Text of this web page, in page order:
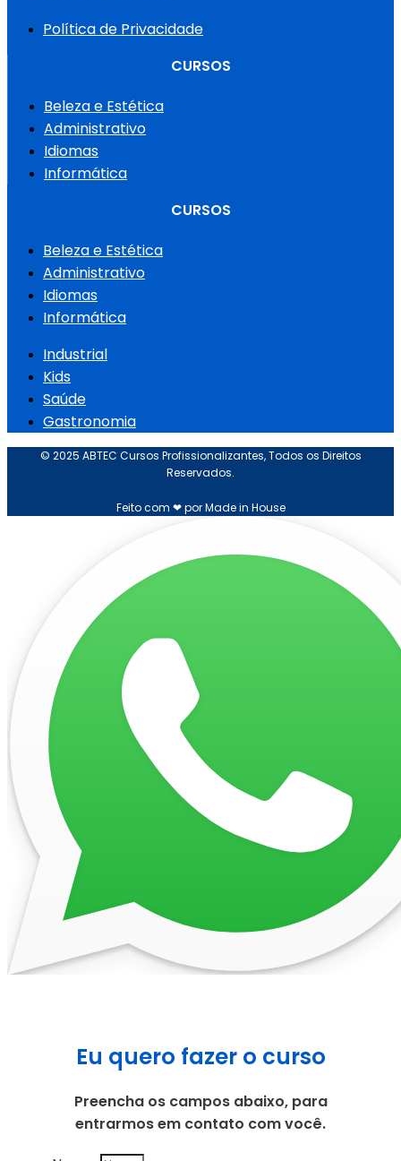
Política de Privacidade
CURSOS
Beleza e Estética
Administrativo
Idiomas
Informática
CURSOS
Beleza e Estética
Administrativo
Idiomas
Informática
Industrial
Kids
Saúde
Gastronomia
© 2025 ABTEC Cursos Profissionalizantes, Todos os Direitos
Reservados.
Feito com ❤ por Made in House
Eu quero fazer o curso
Preencha os campos abaixo, para
entrarmos em contato com você.